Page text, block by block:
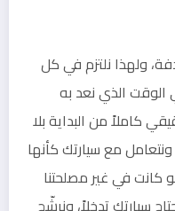
ولهذا نلتزم في كل
الوقت الذي نعد به
كاملاً من البداية بلا
مع سيارتك كأنها
كانت في غير مصلحتنا
سيارتك تدخلاً، ونرشّح